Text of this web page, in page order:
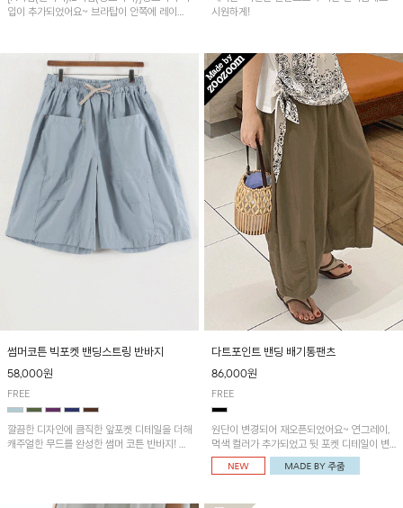
입이 추가되었어요~ 브라탑이 안쪽에 레이어
시원하게!
썸머코튼 빅포켓 밴딩스트링 반바지
58,000원
FREE
깔끔한 디자인에 큼직한 앞포켓 디테일을 더해
캐주얼한 무드를 완성한 썸머 코튼 반바지! 허
다트포인트 밴딩 배기통팬츠
86,000원
FREE
원단이 변경되어 재오픈되었어요~ 연그레이,
먹색 컬러가 추가되었고 뒷 포켓 디테일이 변
경되었습니다~가볍고 시원하게 착용되는 배
기통팬츠! 허리밴딩과 여유로운 통으로 편안해